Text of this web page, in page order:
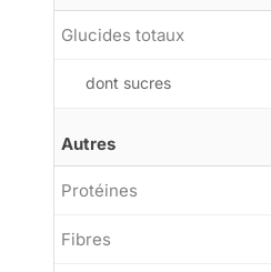
Glucides totaux
dont sucres
Autres
Protéines
Fibres